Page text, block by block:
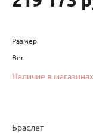
Размер
Вес
Наличие в магазинах
Браслет